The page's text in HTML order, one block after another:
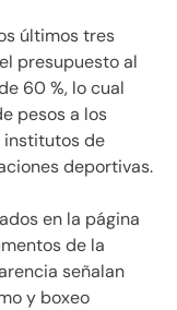
últimos tres
presupuesto al
60 %, lo cual
pesos a los
institutos de
deportivas.
en la página
de la
señalan
y boxeo